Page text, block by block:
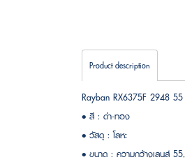
Product description
Rayban RX6375F 2948 55
• สี : ดำ-ทอง
• วัสดุ : โลหะ
• ขนาด : ความกว้างเลนส์